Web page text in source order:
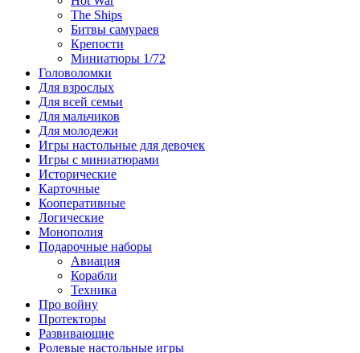
The Ships
Битвы самураев
Крепости
Миниатюры 1/72
Головоломки
Для взрослых
Для всей семьи
Для мальчиков
Для молодежи
Игры настольные для девочек
Игры с миниатюрами
Исторические
Карточные
Кооперативные
Логические
Монополия
Подарочные наборы
Авиация
Корабли
Техника
Про войну
Протекторы
Развивающие
Ролевые настольные игры